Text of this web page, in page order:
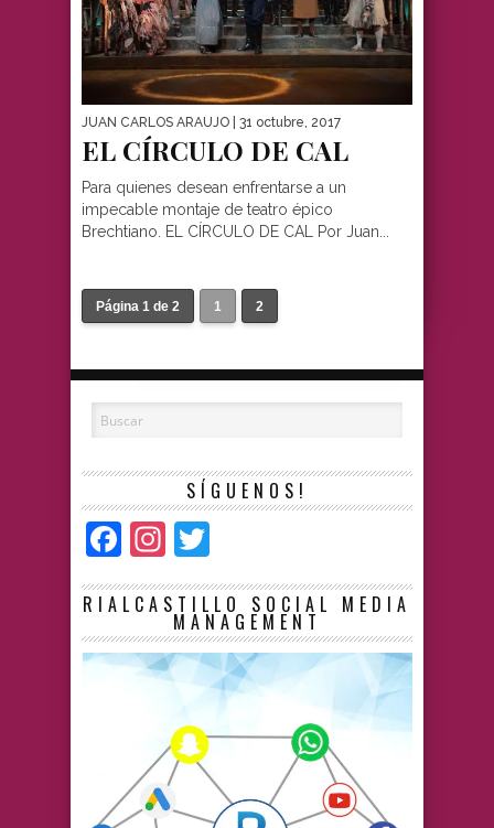
JUAN CARLOS ARAUJO | 31 octubre, 2017
EL CÍRCULO DE CAL
Para quienes desean enfrentarse a un
impecable montaje de teatro épico
Brechtiano. EL CÍRCULO DE CAL Por Juan...
Página 1 de 2 1 2
SÍGUENOS!
Facebook
Instagram
RIALCASTILLO SOCIAL MEDIA
MANAGEMENT